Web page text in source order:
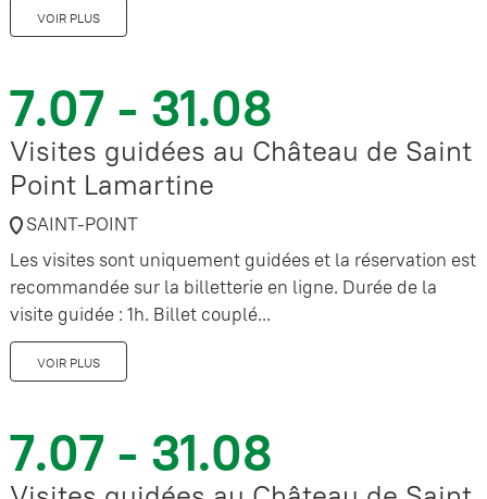
VOIR PLUS
7.07 - 31.08
Visites guidées au Château de Saint
Point Lamartine
SAINT-POINT
Les visites sont uniquement guidées et la réservation est
recommandée sur la billetterie en ligne. Durée de la
visite guidée : 1h. Billet couplé...
VOIR PLUS
7.07 - 31.08